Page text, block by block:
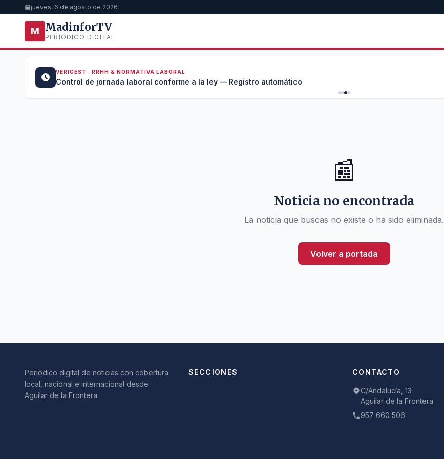
jueves, 6 de agosto de 2026
M MadinforTV
PERIÓDICO DIGITAL
VERIGEST · RRHH & NORMATIVA LABORAL
Control de jornada laboral conforme a la ley — Registro automático
📰
Noticia no encontrada
La noticia que buscas no existe o ha sido eliminada.
Volver a portada
Periódico digital de noticias con cobertura
local, nacional e internacional desde
Aguilar de la Frontera.
SECCIONES CONTACTO
C/Andalucía, 13
Aguilar de la Frontera
957 660 506